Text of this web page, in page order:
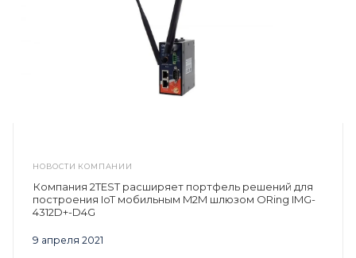
НОВОСТИ КОМПАНИИ
9 апреля 2021
Компания 2TEST расширяет портфель решений для
построения IoT мобильным M2M шлюзом ORing IMG-
4312D+-D4G